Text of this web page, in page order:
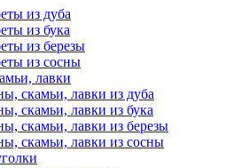
из дуба
из бука
из березы
из сосны
лавки
скамьи, лавки из дуба
скамьи, лавки из бука
скамьи, лавки из березы
скамьи, лавки из сосны